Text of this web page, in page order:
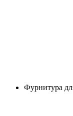
Фурнитура